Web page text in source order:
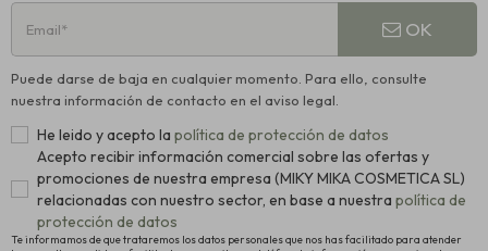
OK
Puede darse de baja en cualquier momento. Para ello, consulte
nuestra información de contacto en el aviso legal.
He leido y acepto la política de protección de datos
Acepto recibir información comercial sobre las ofertas y
promociones de nuestra empresa (MIKY MIKA COSMETICA SL)
relacionadas con nuestro sector, en base a nuestra política de
protección de datos
Te informamos de que trataremos los datos personales que nos has facilitado para atender